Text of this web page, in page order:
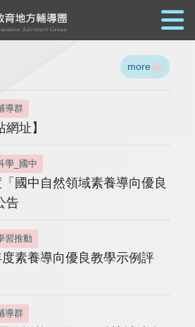
more
導群
網址】
學_國中
國中自然領域素養導向優良
告
習推動
素養導向優良教學示例評
導群